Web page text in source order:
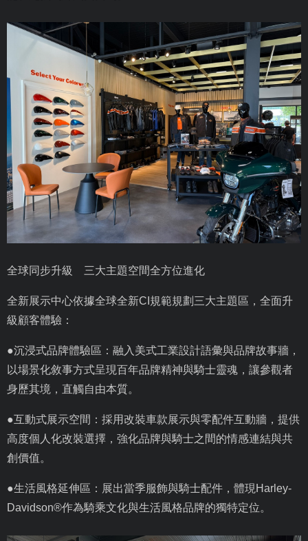
全球同步升級 三大主題空間全方位進化
全新展示中心依據全球全新CI 規範規劃三大主題區，全面升
級顧客體驗：
●沉浸式品牌體驗區：融入美式工業設計語彙與品牌故事牆，
以場景化敘事方式呈現百年品牌精神與騎士靈魂，讓參觀者
身歷其境，直觸自由本質。
●互動式展示空間：採用改裝車款展示與零配件互動牆，提供
高度個人化改裝選擇，強化品牌與騎士之間的情感連結與共
創價值。
●生活風格延伸區：展出當季服飾與騎士配件，體現Harley-
Davidson®作為騎乘文化與生活風格品牌的獨特定位。